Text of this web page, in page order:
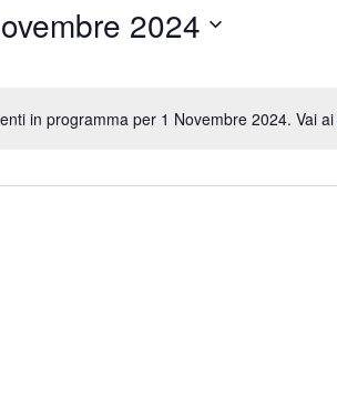
Notice
in programma per 1 Novembre 2024. Vai ai
2024